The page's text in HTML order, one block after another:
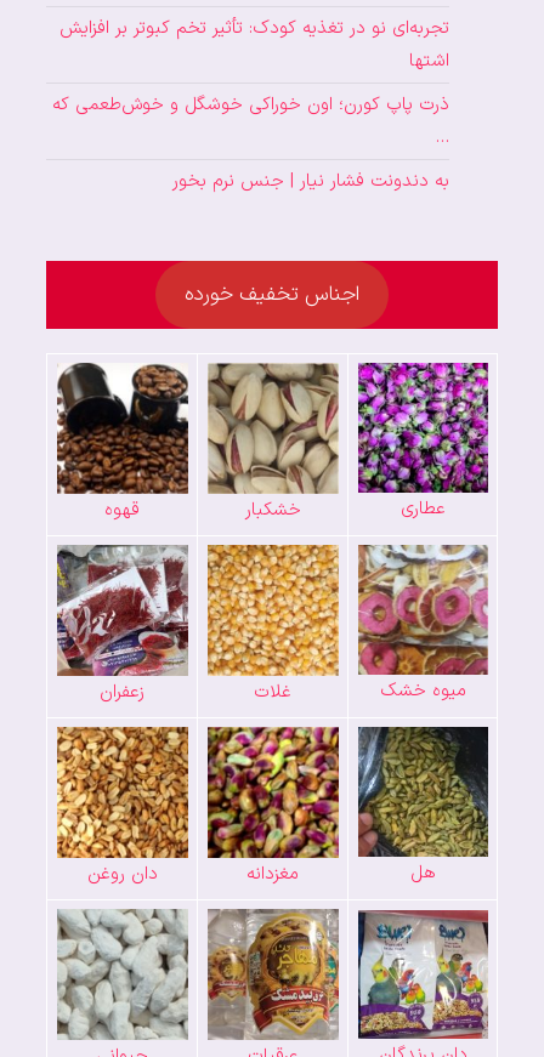
تجربه‌ای نو در تغذیه کودک: تأثیر تخم کبوتر بر افزایش
اشتها
ذرت پاپ کورن؛ اون خوراکی خوشگل و خوش‌طعمی که
…
به دندونت فشار نیار | جنس نرم بخور
اجناس تخفیف خورده
عطاری خشکبار قهوه
میوه خشک غلات زعفران
هل مغزدانه دان روغن